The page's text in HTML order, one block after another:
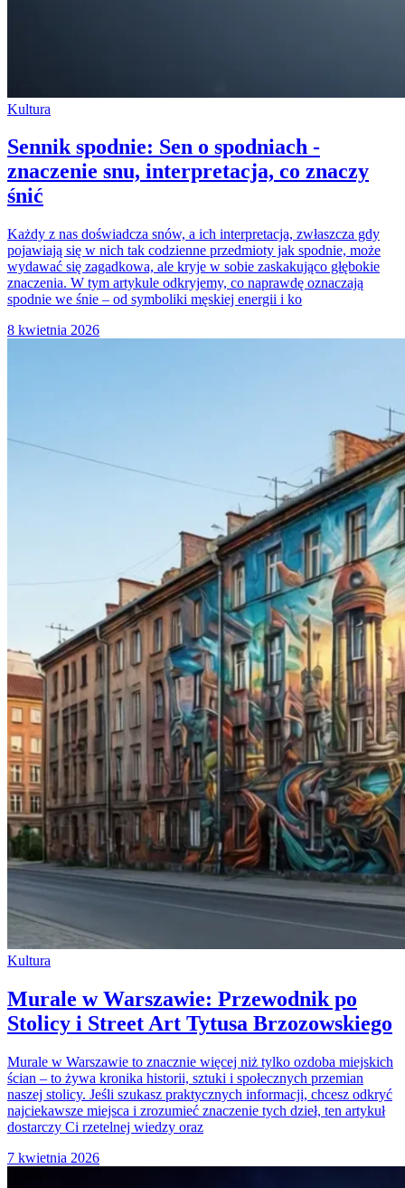
Kultura
Sennik spodnie: Sen o spodniach -
znaczenie snu, interpretacja, co znaczy
śnić
Każdy z nas doświadcza snów, a ich interpretacja, zwłaszcza gdy
pojawiają się w nich tak codzienne przedmioty jak spodnie, może
wydawać się zagadkowa, ale kryje w sobie zaskakująco głębokie
znaczenia. W tym artykule odkryjemy, co naprawdę oznaczają
spodnie we śnie – od symboliki męskiej energii i ko
8 kwietnia 2026
Kultura
Murale w Warszawie: Przewodnik po
Stolicy i Street Art Tytusa Brzozowskiego
Murale w Warszawie to znacznie więcej niż tylko ozdoba miejskich
ścian – to żywa kronika historii, sztuki i społecznych przemian
naszej stolicy. Jeśli szukasz praktycznych informacji, chcesz odkryć
najciekawsze miejsca i zrozumieć znaczenie tych dzieł, ten artykuł
dostarczy Ci rzetelnej wiedzy oraz
7 kwietnia 2026